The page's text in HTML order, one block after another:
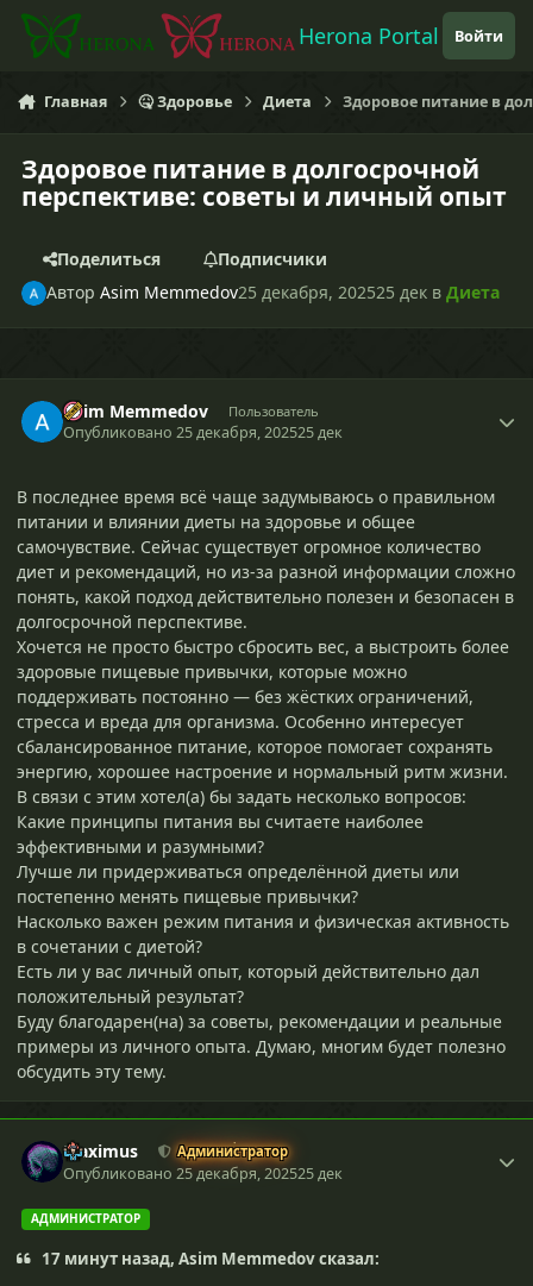
Перейти к содержанию
Herona Portal Войти
Главная 🤒 Здоровье Диета Здоровое питание в
Здоровое питание в долгосрочной
перспективе: советы и личный опыт
Поделиться
Подписчики
АвторAsim Memmedov25 декабря, 202525 дек вДиета
Asim Memmedov Пользователь
Опубликовано25 декабря, 202525 дек
В последнее время всё чаще задумываюсь о правильном
питании и влиянии диеты на здоровье и общее
самочувствие. Сейчас существует огромное количество
диет и рекомендаций, но из-за разной информации сложно
понять, какой подход действительно полезен и безопасен в
долгосрочной перспективе.
Хочется не просто быстро сбросить вес, а выстроить более
здоровые пищевые привычки, которые можно
поддерживать постоянно — без жёстких ограничений,
стресса и вреда для организма. Особенно интересует
сбалансированное питание, которое помогает сохранять
энергию, хорошее настроение и нормальный ритм жизни.
В связи с этим хотел(а) бы задать несколько вопросов:
Какие принципы питания вы считаете наиболее
эффективными и разумными?
Лучше ли придерживаться определённой диеты или
постепенно менять пищевые привычки?
Насколько важен режим питания и физическая активность
в сочетании с диетой?
Есть ли у вас личный опыт, который действительно дал
положительный результат?
Буду благодарен(на) за советы, рекомендации и реальные
примеры из личного опыта. Думаю, многим будет полезно
обсудить эту тему.
Maximus Администратор
Опубликовано25 декабря, 202525 дек
АДМИНИСТРАТОР
17 минут назад, Asim Memmedov сказал: